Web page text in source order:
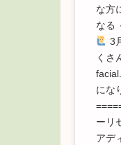
な方
なる
3
くさ
にな
ーリ
アデ